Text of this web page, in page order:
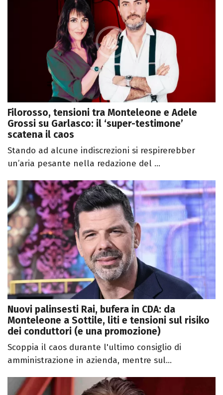
Filorosso, tensioni tra Monteleone e Adele
Grossi su Garlasco: il ‘super-testimone’
scatena il caos
Stando ad alcune indiscrezioni si respirerebber
un’aria pesante nella redazione del ...
Nuovi palinsesti Rai, bufera in CDA: da
Monteleone a Sottile, liti e tensioni sul risiko
dei conduttori (e una promozione)
Scoppia il caos durante l'ultimo consiglio di
amministrazione in azienda, mentre sul...